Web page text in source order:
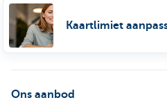
Kaartlimiet
Ons aanbod